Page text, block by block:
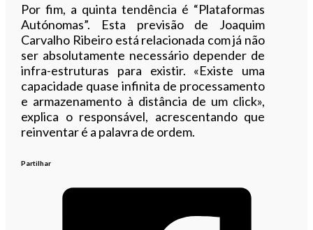
Por fim, a quinta tendência é “Plataformas
Autónomas”. Esta previsão de Joaquim
Carvalho Ribeiro está relacionada com já não
ser absolutamente necessário depender de
infra-estruturas para existir. «Existe uma
capacidade quase infinita de processamento
e armazenamento à distância de um click»,
explica o responsável, acrescentando que
reinventar é a palavra de ordem.
Partilhar